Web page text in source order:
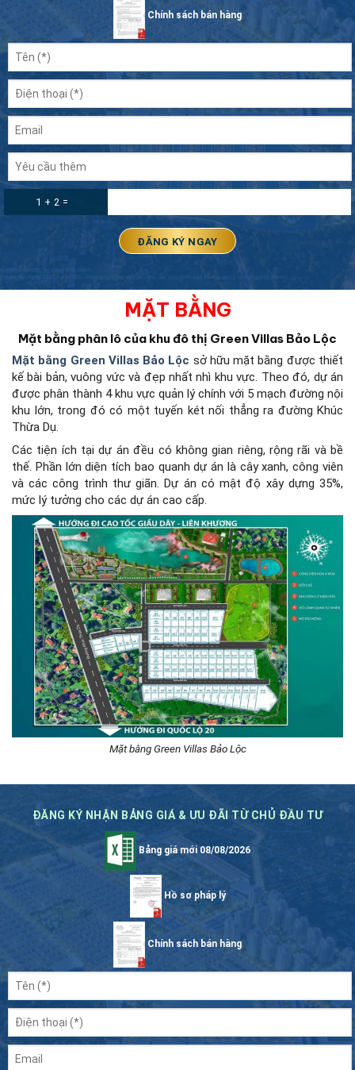
Chính sách bán hàng
1 + 2 =
MẶT BẰNG
Mặt bằng phân lô của khu đô thị Green Villas Bảo Lộc
Mặt bằng Green Villas Bảo Lộc sở hữu mặt bằng được thiết
kế bài bản, vuông vức và đẹp nhất nhì khu vực. Theo đó, dự án
được phân thành 4 khu vực quản lý chính với 5 mạch đường nội
khu lớn, trong đó có một tuyến két nối thẳng ra đường Khúc
Thừa Dụ.
Các tiện ích tại dự án đều có không gian riêng, rộng rãi và bề
thế. Phần lớn diện tích bao quanh dự án là cây xanh, công viên
và các công trình thư giãn. Dự án có mật độ xây dựng 35%,
mức lý tưởng cho các dự án cao cấp.
Mặt bằng Green Villas Bảo Lộc
ĐĂNG KÝ NHẬN BẢNG GIÁ & ƯU ĐÃI TỪ CHỦ ĐẦU TƯ
Bảng giá mới 08/08/2026
Hồ sơ pháp lý
Chính sách bán hàng